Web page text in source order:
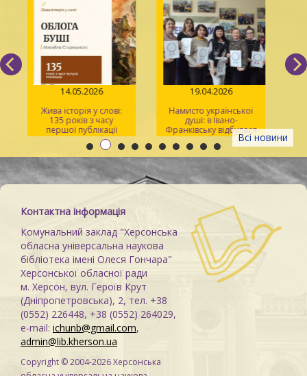
Всі новини
14.05.2026
Жива історія у слові:
135 років з часу
першої публікації
повісті Михайла
Старицького «Облога
Буші»
19.04.2026
Намисто української
душі: в Івано-
Франківську відбулася
творча майстерка для
херсонців
Контактна інформація
Комунальний заклад "Херсонська
обласна універсальна наукова
бібліотека імені Олеся Гончара"
Херсонської обласної ради
м. Херсон, вул. Героїв Крут
(Дніпропетровська), 2, тел. +38
(0552) 226448, +38 (0552) 264029,
e-mail: ichunb@gmail.com,
admin@lib.kherson.ua
Copyright © 2004-2026 Херсонська